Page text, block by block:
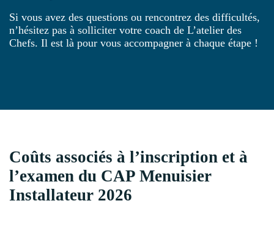
Si vous avez des questions ou rencontrez des difficultés,
n’hésitez pas à solliciter votre coach de L’atelier des
Chefs. Il est là pour vous accompagner à chaque étape !
Coûts associés à l’inscription et à
l’examen du CAP Menuisier
Installateur 2026